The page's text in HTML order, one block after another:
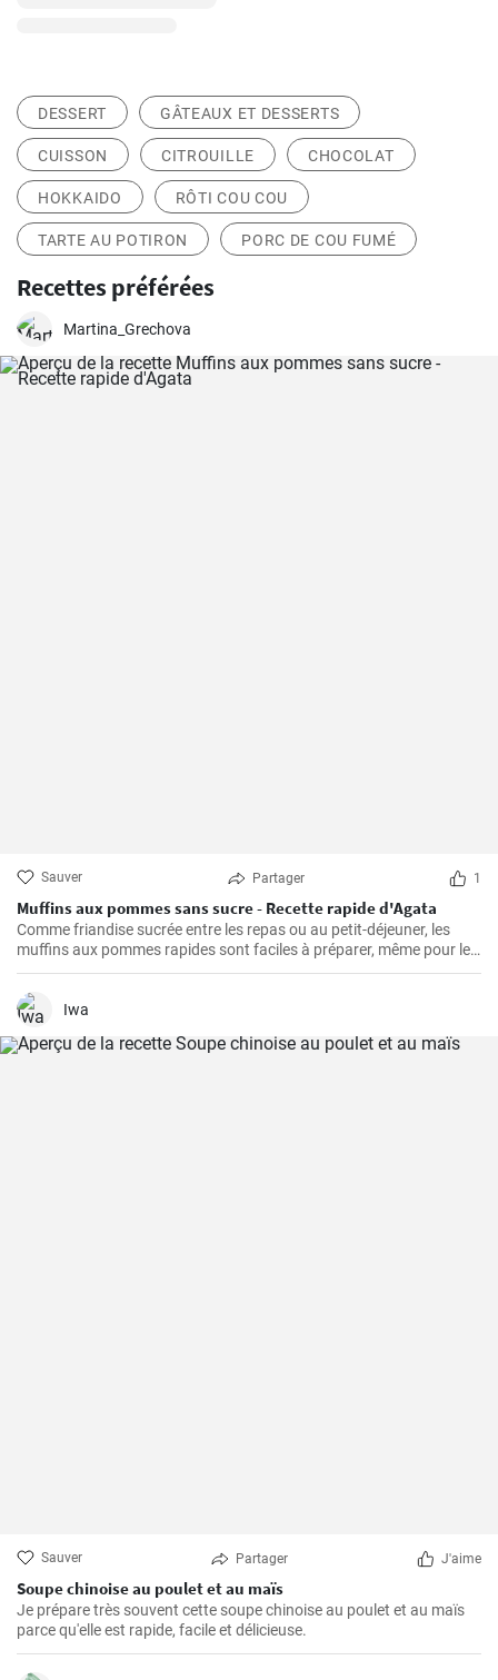
DESSERT GÂTEAUX ET DESSERTS
CUISSON CITROUILLE CHOCOLAT
HOKKAIDO RÔTI COU COU
TARTE AU POTIRON PORC DE COU FUMÉ
Recettes préférées
Martina_Grechova
Sauver Partager 1
Muffins aux pommes sans sucre - Recette rapide d'Agata
Comme friandise sucrée entre les repas ou au petit-déjeuner, les
muffins aux pommes rapides sont faciles à préparer, même pour le
petit-déjeuner du week-end. Ils sont délicieux, faciles à préparer et
ne contiennent pas de sucre ajouté.
Iwa
Sauver Partager J'aime
Soupe chinoise au poulet et au maïs
Je prépare très souvent cette soupe chinoise au poulet et au maïs
parce qu'elle est rapide, facile et délicieuse.